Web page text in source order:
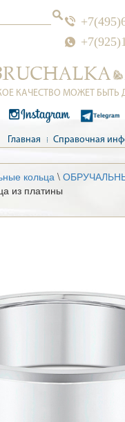
КАЧЕСТВО МОЖЕТ
Главная Справочная
кольца\
из платины